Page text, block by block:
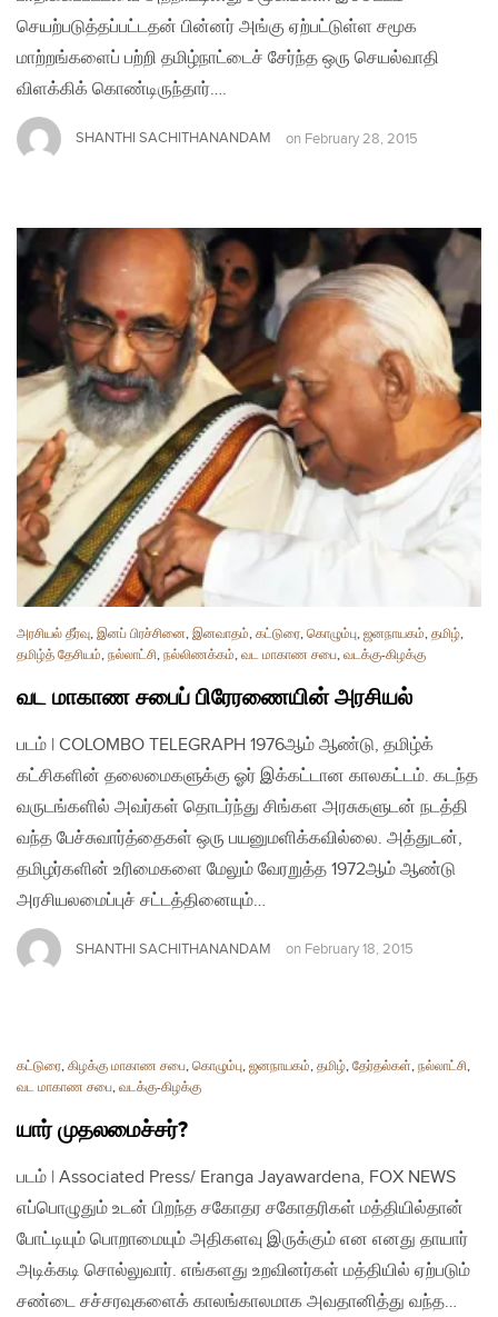
செயற்படுத்தப்பட்டதன் பின்னர் அங்கு ஏற்பட்டுள்ள சமூக
மாற்றங்களைப் பற்றி தமிழ்நாட்டைச் சேர்ந்த ஒரு செயல்வாதி
விளக்கிக் கொண்டிருந்தார்….
SHANTHI SACHITHANANDAM on February 28, 2015
அரசியல் தீர்வு, இனப் பிரச்சினை, இனவாதம், கட்டுரை, கொழும்பு, ஜனநாயகம், தமிழ்,
தமிழ்த் தேசியம், நல்லாட்சி, நல்லிணக்கம், வட மாகாண சபை, வடக்கு-கிழக்கு
வட மாகாண சபைப் பிரேரணையின் அரசியல்
படம் | COLOMBO TELEGRAPH 1976ஆம் ஆண்டு, தமிழ்க்
கட்சிகளின் தலைமைகளுக்கு ஓர் இக்கட்டான காலகட்டம். கடந்த
வருடங்களில் அவர்கள் தொடர்ந்து சிங்கள அரசுகளுடன் நடத்தி
வந்த பேச்சுவார்த்தைகள் ஒரு பயனுமளிக்கவில்லை. அத்துடன்,
தமிழர்களின் உரிமைகளை மேலும் வேரறுத்த 1972ஆம் ஆண்டு
அரசியலமைப்புச் சட்டத்தினையும்…
SHANTHI SACHITHANANDAM on February 18, 2015
கட்டுரை, கிழக்கு மாகாண சபை, கொழும்பு, ஜனநாயகம், தமிழ், தேர்தல்கள், நல்லாட்சி,
வட மாகாண சபை, வடக்கு-கிழக்கு
யார் முதலமைச்சர்?
படம் | Associated Press/ Eranga Jayawardena, FOX NEWS
எப்பொழுதும் உடன் பிறந்த சகோதர சகோதரிகள் மத்தியில்தான்
போட்டியும் பொறாமையும் அதிகளவு இருக்கும் என எனது தாயார்
அடிக்கடி சொல்லுவார். எங்களது உறவினர்கள் மத்தியில் ஏற்படும்
சண்டை சச்சரவுகளைக் காலங்காலமாக அவதானித்து வந்த…